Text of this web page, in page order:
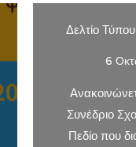
Δελτίο
6
Συνέδριο
Πεδίο που